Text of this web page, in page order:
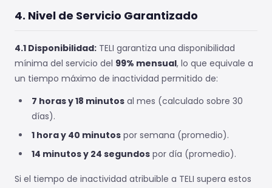
4. Nivel de Servicio Garantizado
4.1 Disponibilidad: TELI garantiza una disponibilidad
mínima del servicio del 99% mensual, lo que equivale a
un tiempo máximo de inactividad permitido de:
7 horas y 18 minutos al mes (calculado sobre 30
días).
1 hora y 40 minutos por semana (promedio).
14 minutos y 24 segundos por día (promedio).
Si el tiempo de inactividad atribuible a TELI supera estos